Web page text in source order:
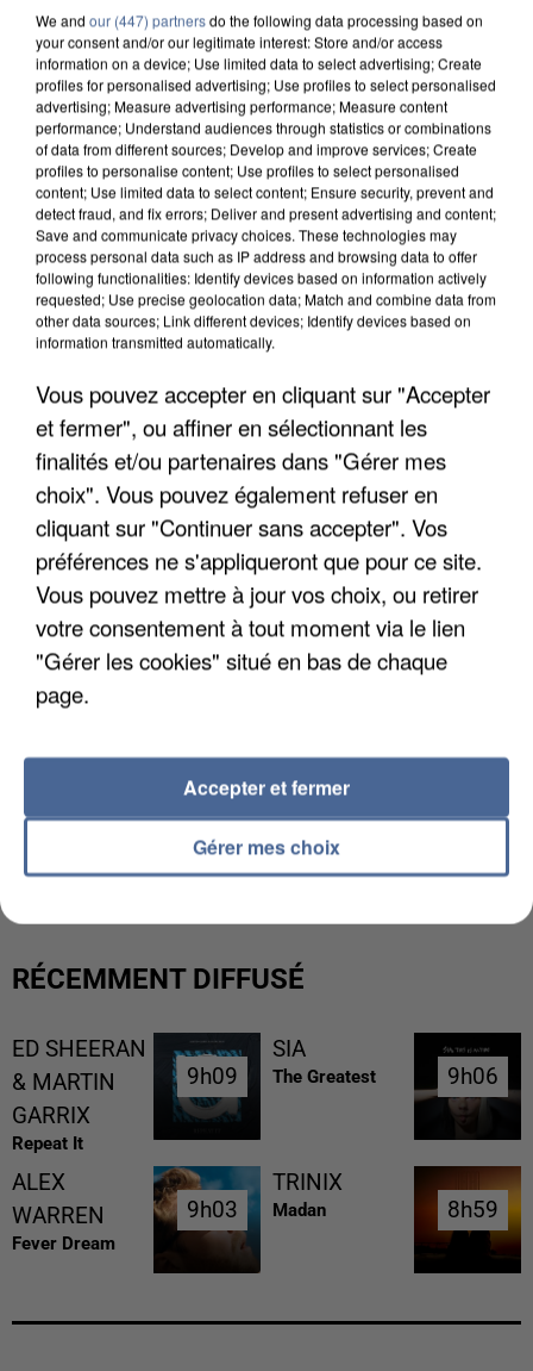
DE FAUNE SAUVAGE SONT...
L’UN DES FONDATEURS SUPPOSÉS DE LA DZ
MAFIA INTERPELLÉ EN ALGÉRIE
RÉCEMMENT DIFFUSÉ
ED SHEERAN
& MARTIN
GARRIX
Repeat It
9h09
9h09
SIA
The Greatest 9h06
9h06
ALEX
WARREN
Fever Dream
9h03
9h03
TRINIX
Madan 8h59
8h59
We and our (447) partnersdo the following data processing based on
your consent and/or our legitimate interest: Store and/or access
information on a device; Use limited data to select advertising; Create
profiles for personalised advertising; Use profiles to select personalised
advertising; Measure advertising performance; Measure content
performance; Understand audiences through statistics or combinations
of data from different sources; Develop and improve services; Create
profiles to personalise content; Use profiles to select personalised
content; Use limited data to select content; Ensure security, prevent and
detect fraud, and fix errors; Deliver and present advertising and content;
Save and communicate privacy choices. These technologies may
process personal data such as IP address and browsing data to offer
following functionalities: Identify devices based on information actively
requested; Use precise geolocation data; Match and combine data from
other data sources; Link different devices; Identify devices based on
information transmitted automatically.
Vous pouvez accepter en cliquant sur "Accepter
et fermer", ou affiner en sélectionnant les
finalités et/ou partenaires dans "Gérer mes
choix". Vous pouvez également refuser en
cliquant sur "Continuer sans accepter". Vos
préférences ne s'appliqueront que pour ce site.
Vous pouvez mettre à jour vos choix, ou retirer
votre consentement à tout moment via le lien
"Gérer les cookies" situé en bas de chaque
page.
Gérer mes choix
Accepter et fermer